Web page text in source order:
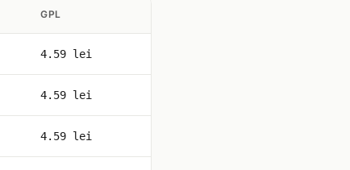
GPL
4.59 lei
4.59 lei
4.59 lei